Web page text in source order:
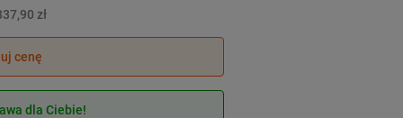
zł
cenę
dla Ciebie!